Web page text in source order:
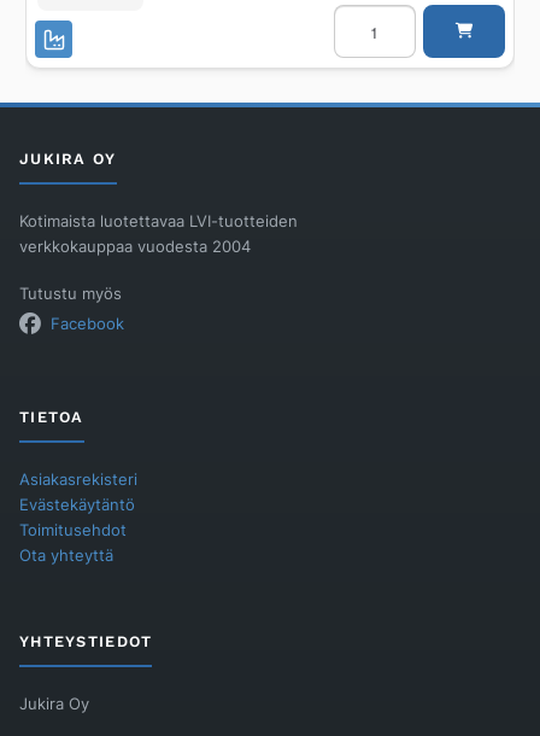
Ulospuhallushajotin
LINDAB
100-
JUKIRA OY
Kotimaista luotettavaa LVI-tuotteiden
verkkokauppaa vuodesta 2004
Tutustu myös
Facebook
TIETOA
Asiakasrekisteri
Evästekäytäntö
Toimitusehdot
Ota yhteyttä
YHTEYSTIEDOT
Jukira Oy